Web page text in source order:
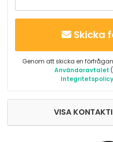
Skicka
Genom att skicka en
Användaravtalet
VISA